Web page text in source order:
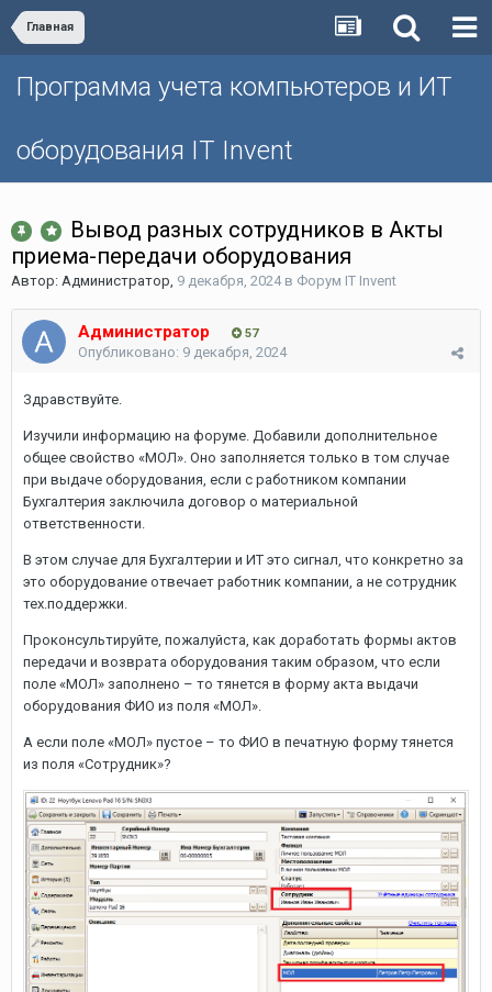
Главная
Программа учета компьютеров и ИТ
оборудования IT Invent
Вывод разных сотрудников в Акты
приема-передачи оборудования
Автор: Администратор, 9 декабря, 2024в Форум IT Invent
Администратор 57
Опубликовано: 9 декабря, 2024
Здравствуйте.
Изучили информацию на форуме. Добавили дополнительное
общее свойство «МОЛ». Оно заполняется только в том случае
при выдаче оборудования, если с работником компании
Бухгалтерия заключила договор о материальной
ответственности.
В этом случае для Бухгалтерии и ИТ это сигнал, что конкретно за
это оборудование отвечает работник компании, а не сотрудник
тех.поддержки.
Проконсультируйте, пожалуйста, как доработать формы актов
передачи и возврата оборудования таким образом, что если
поле «МОЛ» заполнено – то тянется в форму акта выдачи
оборудования ФИО из поля «МОЛ».
А если поле «МОЛ» пустое – то ФИО в печатную форму тянется
из поля «Сотрудник»?